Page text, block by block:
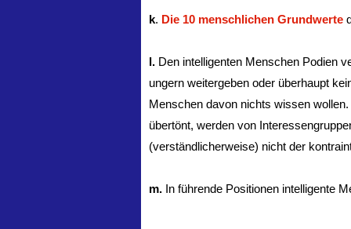
k. Die 10 menschlichen Grundwerte
l. Den intelligenten Menschen Podien
ungern weitergeben oder überhaupt
Menschen davon nichts wissen
übertönt, werden von
(verständlicherweise) nicht der
m. In führende Positionen intelligente